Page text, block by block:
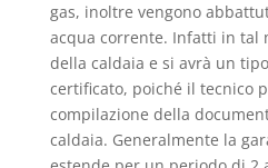
gas, inoltre vengono
acqua corrente. Infatti in tal
della caldaia e si avrà un
certificato, poiché il tecnico
compilazione della
caldaia. Generalmente la